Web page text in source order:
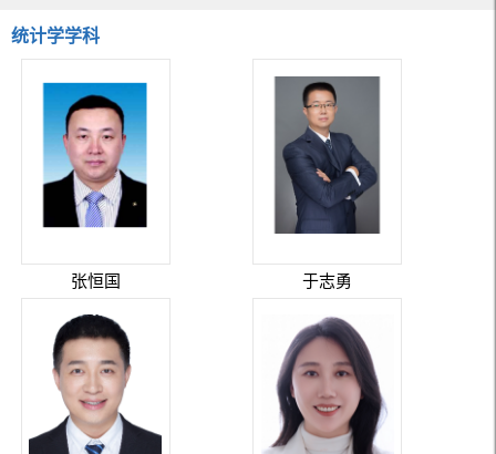
统计学学科
张恒国 于志勇